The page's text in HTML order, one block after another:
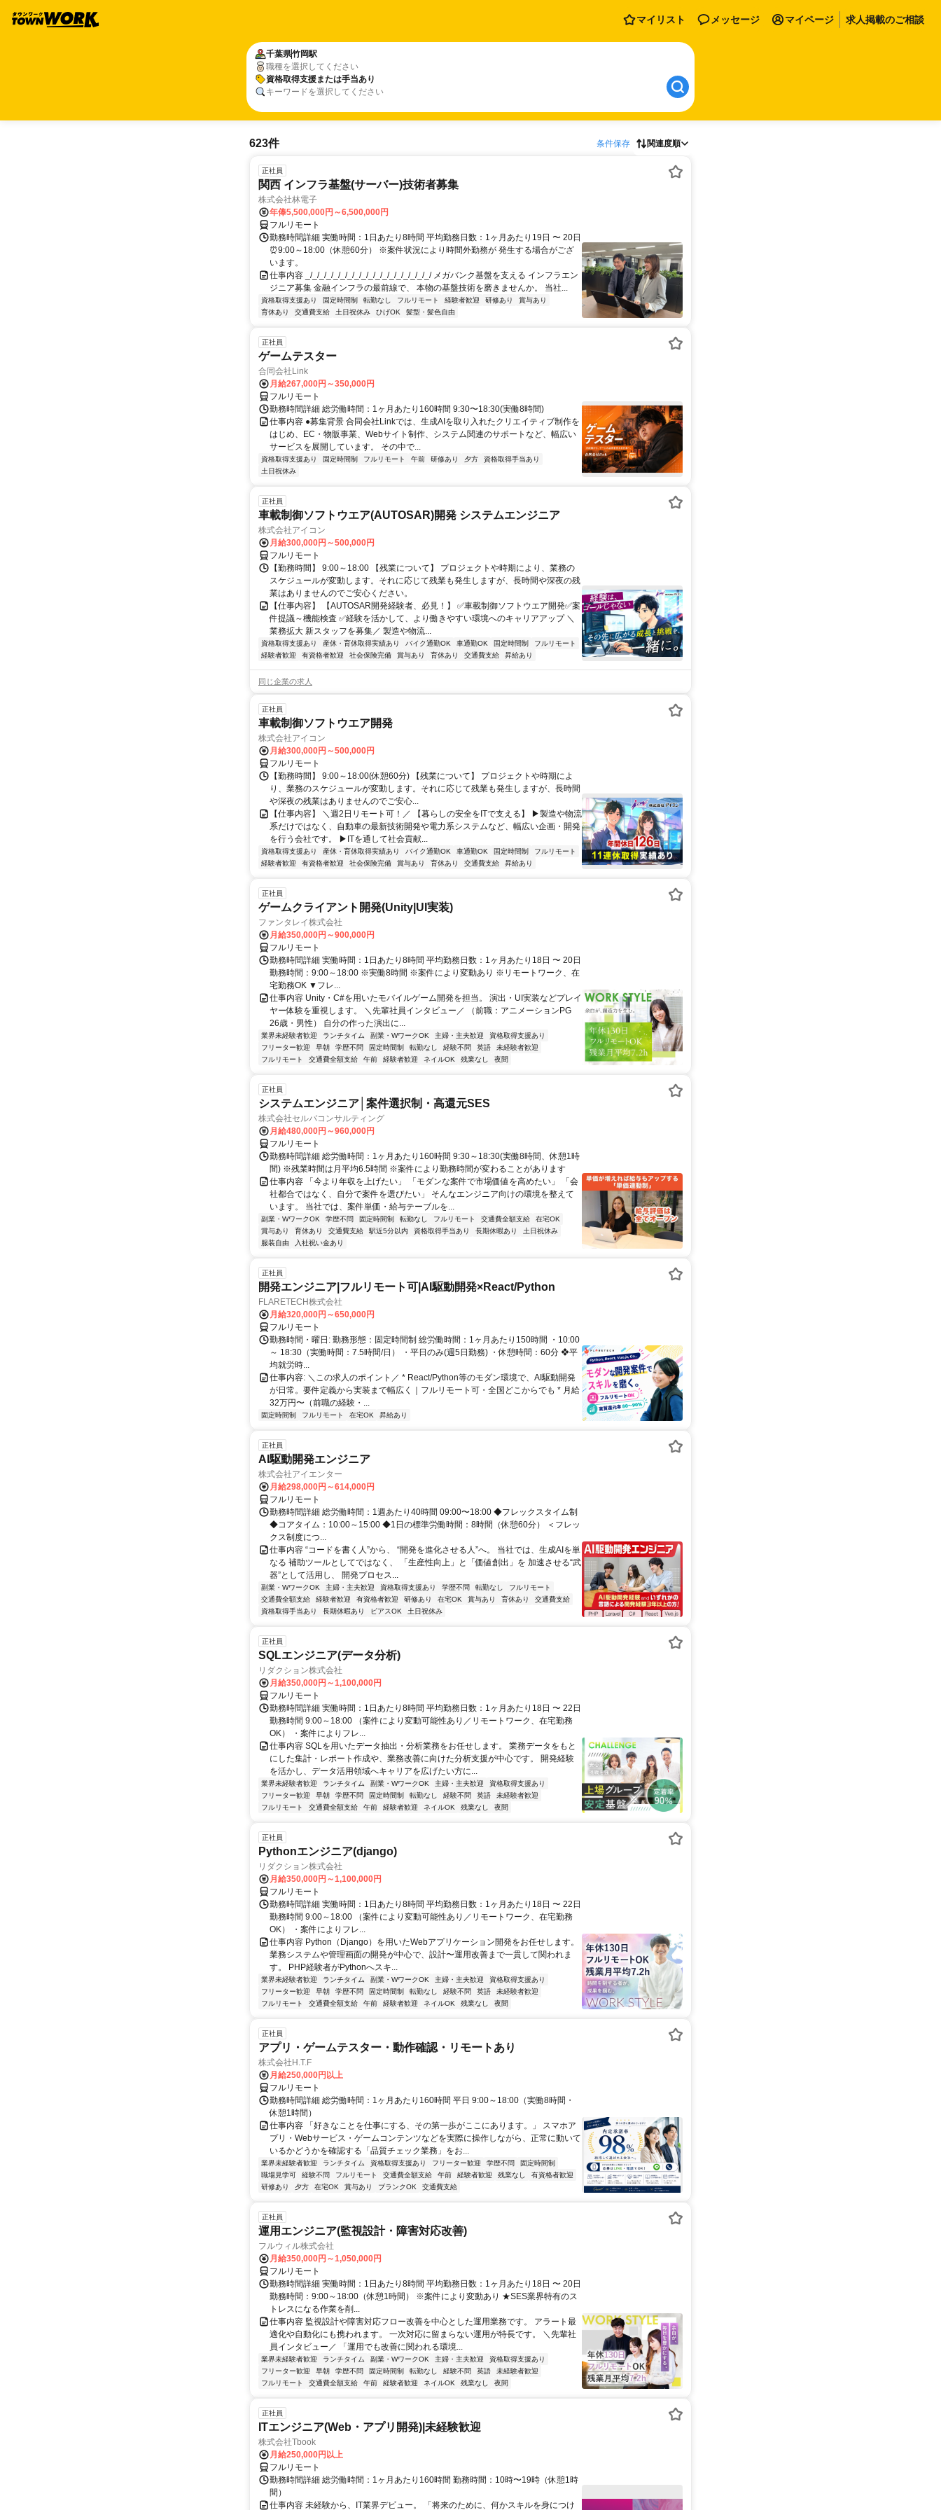
マイリスト メッセージ マイページ 求人掲載のご相談
千葉県竹岡駅
職種を選択してください
資格取得支援または手当あり
キーワードを選択してください
623件 条件保存 関連度順
正社員
関西 インフラ基盤(サーバー)技術者募集
株式会社林電子
年俸5,500,000円～6,500,000円
フルリモート
勤務時間詳細 実働時間：1日あたり8時間 平均勤務日数：1ヶ月あたり19日 〜 20日
⏰9:00～18:00（休憩60分） ※案件状況により時間外勤務が 発生する場合がござ
います。
仕事内容 _/_/_/_/_/_/_/_/_/_/_/_/_/_/_/_/_/_/ メガバンク基盤を支える インフラエン
ジニア募集 金融インフラの最前線で、 本物の基盤技術を磨きませんか。 当社...
資格取得支援あり 固定時間制 転勤なし フルリモート 経験者歓迎 研修あり
賞与あり
育休あり
交通費支給 土日祝休み ひげOK 髪型・髪色自由
正社員
ゲームテスター
合同会社Link
月給267,000円～350,000円
フルリモート
勤務時間詳細 総労働時間：1ヶ月あたり160時間 9:30〜18:30(実働8時間)
仕事内容 ●募集背景 合同会社Linkでは、生成AIを取り入れたクリエイティブ制作を
はじめ、EC・物販事業、Webサイト制作、システム関連のサポートなど、幅広い
サービスを展開しています。 その中で...
資格取得支援あり 固定時間制 フルリモート 午前 研修あり 夕方
資格取得手当あり
土日祝休み
正社員
車載制御ソフトウエア(AUTOSAR)開発 システムエンジニア
株式会社アイコン
月給300,000円～500,000円
フルリモート
【勤務時間】 9:00～18:00 【残業について】 プロジェクトや時期により、業務の
スケジュールが変動します。それに応じて残業も発生しますが、長時間や深夜の残
業はありませんのでご安心ください。
【仕事内容】 【AUTOSAR開発経験者、必見！】 ✅車載制御ソフトウエア開発✅案
件提議～機能検査 ✅経験を活かして、より働きやすい環境へのキャリアアップ ＼
業務拡大 新スタッフを募集／ 製造や物流...
資格取得支援あり 産休・育休取得実績あり バイク通勤OK 車通勤OK 固定時間制
フルリモート
経験者歓迎
有資格者歓迎 社会保険完備 賞与あり 育休あり 交通費支給 昇給あり
同じ企業の求人
正社員
車載制御ソフトウエア開発
株式会社アイコン
月給300,000円～500,000円
フルリモート
【勤務時間】 9:00～18:00(休憩60分) 【残業について】 プロジェクトや時期によ
り、業務のスケジュールが変動します。それに応じて残業も発生しますが、長時間
や深夜の残業はありませんのでご安心...
【仕事内容】 ＼週2日リモート可！／ 【暮らしの安全をITで支える】 ▶製造や物流
系だけではなく、自動車の最新技術開発や電力系システムなど、幅広い企画・開発
を行う会社です。 ▶ITを通して社会貢献...
資格取得支援あり 産休・育休取得実績あり バイク通勤OK 車通勤OK 固定時間制
フルリモート
経験者歓迎
有資格者歓迎 社会保険完備 賞与あり 育休あり 交通費支給 昇給あり
正社員
ゲームクライアント開発(Unity|UI実装)
ファンタレイ株式会社
月給350,000円～900,000円
フルリモート
勤務時間詳細 実働時間：1日あたり8時間 平均勤務日数：1ヶ月あたり18日 〜 20日
勤務時間：9:00～18:00 ※実働8時間 ※案件により変動あり ※リモートワーク、在
宅勤務OK ▼フレ...
仕事内容 Unity・C#を用いたモバイルゲーム開発を担当。 演出・UI実装などプレイ
ヤー体験を重視します。 ＼先輩社員インタビュー／ （前職：アニメーションPG
26歳・男性） 自分の作った演出に...
業界未経験者歓迎 ランチタイム 副業・WワークOK 主婦・主夫歓迎
資格取得支援あり
フリーター歓迎
早朝 学歴不問 固定時間制 転勤なし 経験不問 英語
未経験者歓迎
フルリモート
交通費全額支給 午前 経験者歓迎 ネイルOK 残業なし 夜間
正社員
システムエンジニア│案件選択制・高還元SES
株式会社セルバコンサルティング
月給480,000円～960,000円
フルリモート
勤務時間詳細 総労働時間：1ヶ月あたり160時間 9:30～18:30(実働8時間、休憩1時
間) ※残業時間は月平均6.5時間 ※案件により勤務時間が変わることがあります
仕事内容 「今より年収を上げたい」 「モダンな案件で市場価値を高めたい」 「会
社都合ではなく、自分で案件を選びたい」 そんなエンジニア向けの環境を整えて
います。 当社では、案件単価・給与テーブルを...
副業・WワークOK 学歴不問 固定時間制 転勤なし フルリモート 交通費全額支給
在宅OK
賞与あり
育休あり 交通費支給 駅近5分以内 資格取得手当あり 長期休暇あり
土日祝休み
服装自由
入社祝い金あり
正社員
開発エンジニア|フルリモート可|AI駆動開発×React/Python
FLARETECH株式会社
月給320,000円～650,000円
フルリモート
勤務時間・曜日: 勤務形態：固定時間制 総労働時間：1ヶ月あたり150時間 ・10:00
～ 18:30（実働時間：7.5時間/日） ・平日のみ(週5日勤務) ・休憩時間：60分 ❖平
均就労時...
仕事内容: ＼この求人のポイント／ * React/Python等のモダン環境で、AI駆動開発
が日常。要件定義から実装まで幅広く｜フルリモート可・全国どこからでも * 月給
32万円〜（前職の経験・...
固定時間制 フルリモート 在宅OK 昇給あり
正社員
AI駆動開発エンジニア
株式会社アイエンター
月給298,000円～614,000円
フルリモート
勤務時間詳細 総労働時間：1週あたり40時間 09:00〜18:00 ◆フレックスタイム制
◆コアタイム：10:00～15:00 ◆1日の標準労働時間：8時間（休憩60分） ＜フレッ
クス制度につ...
仕事内容 “コードを書く人”から、 “開発を進化させる人”へ。 当社では、生成AIを単
なる 補助ツールとしてではなく、 「生産性向上」と「価値創出」を 加速させる“武
器”として活用し、 開発プロセス...
副業・WワークOK 主婦・主夫歓迎 資格取得支援あり 学歴不問 転勤なし
フルリモート
交通費全額支給
経験者歓迎 有資格者歓迎 研修あり 在宅OK 賞与あり 育休あり
交通費支給
資格取得手当あり
長期休暇あり ピアスOK 土日祝休み
正社員
SQLエンジニア(データ分析)
リダクション株式会社
月給350,000円～1,100,000円
フルリモート
勤務時間詳細 実働時間：1日あたり8時間 平均勤務日数：1ヶ月あたり18日 〜 22日
勤務時間 9:00～18:00 （案件により変動可能性あり／リモートワーク、在宅勤務
OK） ・案件によりフレ...
仕事内容 SQLを用いたデータ抽出・分析業務をお任せします。 業務データをもと
にした集計・レポート作成や、業務改善に向けた分析支援が中心です。 開発経験
を活かし、データ活用領域へキャリアを広げたい方に...
業界未経験者歓迎 ランチタイム 副業・WワークOK 主婦・主夫歓迎
資格取得支援あり
フリーター歓迎
早朝 学歴不問 固定時間制 転勤なし 経験不問 英語
未経験者歓迎
フルリモート
交通費全額支給 午前 経験者歓迎 ネイルOK 残業なし 夜間
正社員
Pythonエンジニア(django)
リダクション株式会社
月給350,000円～1,100,000円
フルリモート
勤務時間詳細 実働時間：1日あたり8時間 平均勤務日数：1ヶ月あたり18日 〜 22日
勤務時間 9:00～18:00 （案件により変動可能性あり／リモートワーク、在宅勤務
OK） ・案件によりフレ...
仕事内容 Python（Django）を用いたWebアプリケーション開発をお任せします。
業務システムや管理画面の開発が中心で、設計〜運用改善まで一貫して関われま
す。 PHP経験者がPythonへスキ...
業界未経験者歓迎 ランチタイム 副業・WワークOK 主婦・主夫歓迎
資格取得支援あり
フリーター歓迎
早朝 学歴不問 固定時間制 転勤なし 経験不問 英語
未経験者歓迎
フルリモート
交通費全額支給 午前 経験者歓迎 ネイルOK 残業なし 夜間
正社員
アプリ・ゲームテスター・動作確認・リモートあり
株式会社H.T.F
月給250,000円以上
フルリモート
勤務時間詳細 総労働時間：1ヶ月あたり160時間 平日 9:00～18:00（実働8時間・
休憩1時間）
仕事内容 「好きなことを仕事にする、その第一歩がここにあります。」 スマホア
プリ・Webサービス・ゲームコンテンツなどを実際に操作しながら、正常に動いて
いるかどうかを確認する「品質チェック業務」をお...
業界未経験者歓迎 ランチタイム 資格取得支援あり フリーター歓迎 学歴不問
固定時間制
職場見学可
経験不問 フルリモート 交通費全額支給 午前 経験者歓迎 残業なし
有資格者歓迎
研修あり
夕方 在宅OK 賞与あり ブランクOK 交通費支給
正社員
運用エンジニア(監視設計・障害対応改善)
フルウィル株式会社
月給350,000円～1,050,000円
フルリモート
勤務時間詳細 実働時間：1日あたり8時間 平均勤務日数：1ヶ月あたり18日 〜 20日
勤務時間：9:00～18:00（休憩1時間） ※案件により変動あり ★SES業界特有のス
トレスになる作業を削...
仕事内容 監視設計や障害対応フロー改善を中心とした運用業務です。 アラート最
適化や自動化にも携われます。 一次対応に留まらない運用が特長です。 ＼先輩社
員インタビュー／ 「運用でも改善に関われる環境...
業界未経験者歓迎 ランチタイム 副業・WワークOK 主婦・主夫歓迎
資格取得支援あり
フリーター歓迎
早朝 学歴不問 固定時間制 転勤なし 経験不問 英語
未経験者歓迎
フルリモート
交通費全額支給 午前 経験者歓迎 ネイルOK 残業なし 夜間
正社員
ITエンジニア(Web・アプリ開発)|未経験歓迎
株式会社Tbook
月給250,000円以上
フルリモート
勤務時間詳細 総労働時間：1ヶ月あたり160時間 勤務時間：10時〜19時（休憩1時
間）
仕事内容 未経験から、IT業界デビュー。 「将来のために、何かスキルを身につけ